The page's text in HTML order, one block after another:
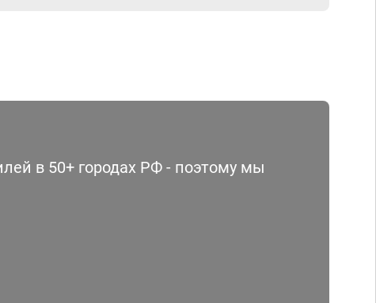
в 50+ городах РФ - поэтому мы